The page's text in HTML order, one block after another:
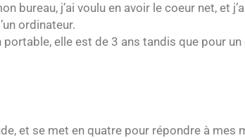
bureau, j’ai voulu en avoir le coeur net, et
ordinateur.
portable, elle est de 3 ans tandis que pour
et se met en quatre pour répondre à mes